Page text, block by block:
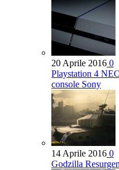
20 Aprile 2016 0
Playstation 4
console Sony
14 Aprile 2016 0
Godzilla